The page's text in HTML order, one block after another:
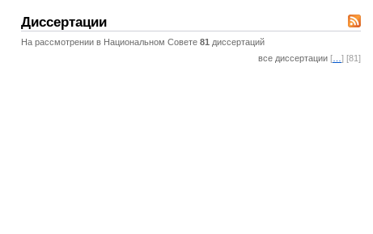
Диссертации
На рассмотрении в Национальном Совете 81 диссертаций
все диссертации [ ] [81]